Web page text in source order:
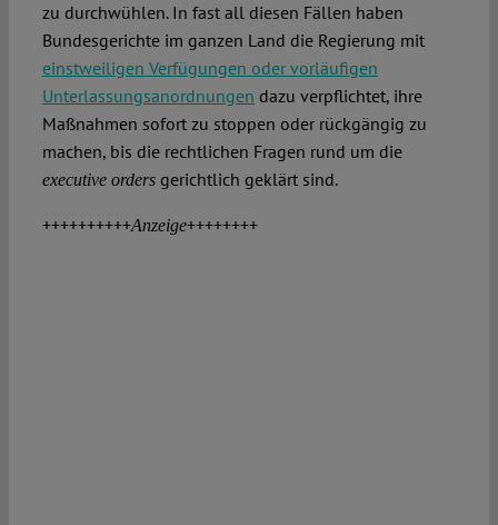
zu durchwühlen. In fast all diesen Fällen haben
Bundesgerichte im ganzen Land die Regierung mit
einstweiligen Verfügungen oder vorläufigen
Unterlassungsanordnungen dazu verpflichtet, ihre
Maßnahmen sofort zu stoppen oder rückgängig zu
machen, bis die rechtlichen Fragen rund um die
executive orders gerichtlich geklärt sind.
++++++++++Anzeige++++++++